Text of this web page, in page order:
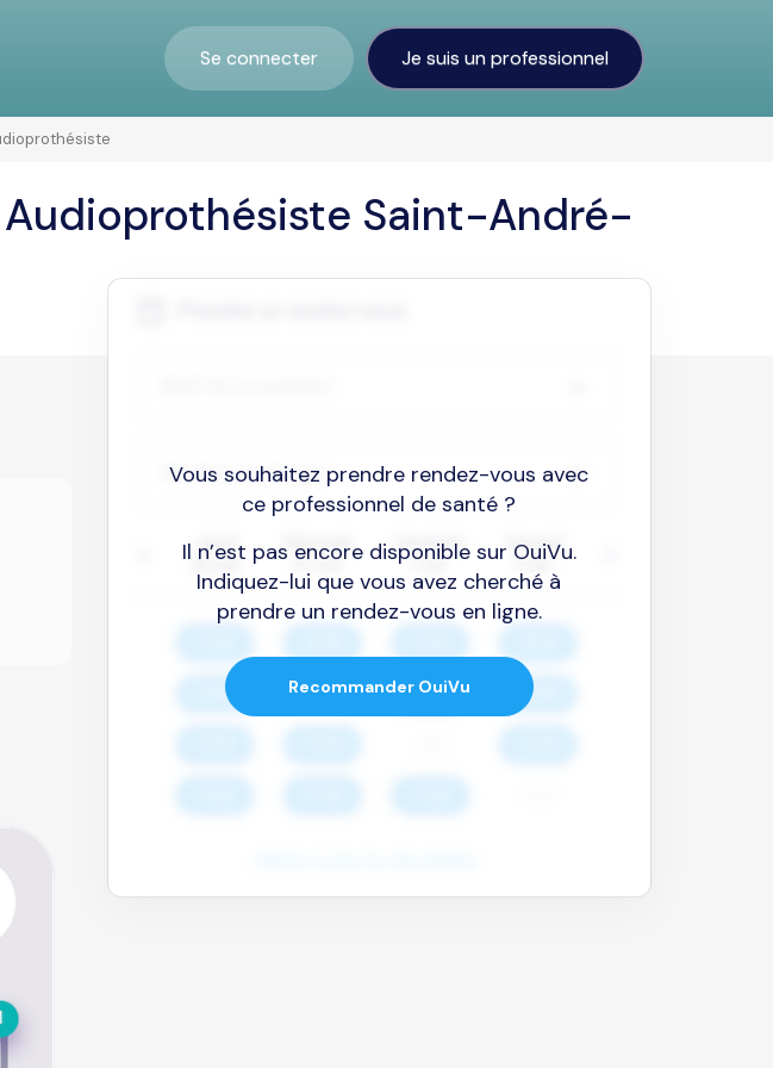
Se connecter Je suis un professionnel
Saint-André-
Vous souhaitez prendre rendez-vous avec
ce professionnel de santé ?
Il n’est pas encore disponible sur OuiVu.
Indiquez-lui que vous avez cherché à
prendre un rendez-vous en ligne.
Recommander OuiVu